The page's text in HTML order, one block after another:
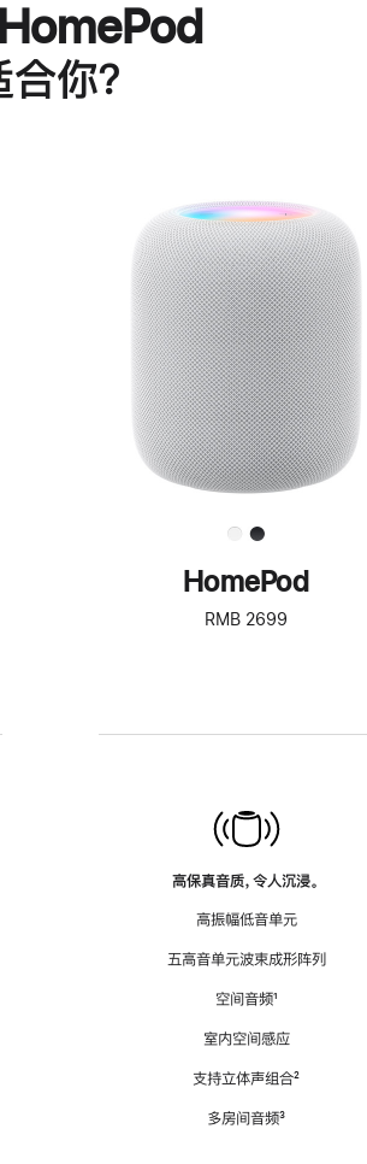
你？
进
一
步
了
解
HomePod<
HomePod
RMB 2699
高保真音质，令人沉浸。
高振幅低音单元
五高音单元波束成形阵列
空间音频脚
¹
室内空间感应
支持立体声组合脚
²
多房间音频脚
³